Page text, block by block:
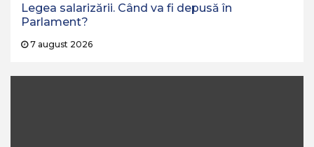
Legea salarizării. Când va fi depusă în
Parlament?
7 august 2026